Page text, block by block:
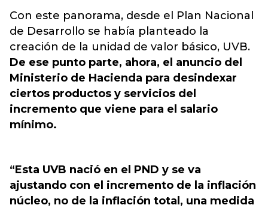
Con este panorama, desde el Plan Nacional
de Desarrollo se había planteado la
creación de la unidad de valor básico, UVB.
De ese punto parte, ahora, el anuncio del
Ministerio de Hacienda para desindexar
ciertos productos y servicios del
incremento que viene para el salario
mínimo.
“Esta UVB nació en el PND y se va
ajustando con el incremento de la inflación
núcleo, no de la inflación total, una medida